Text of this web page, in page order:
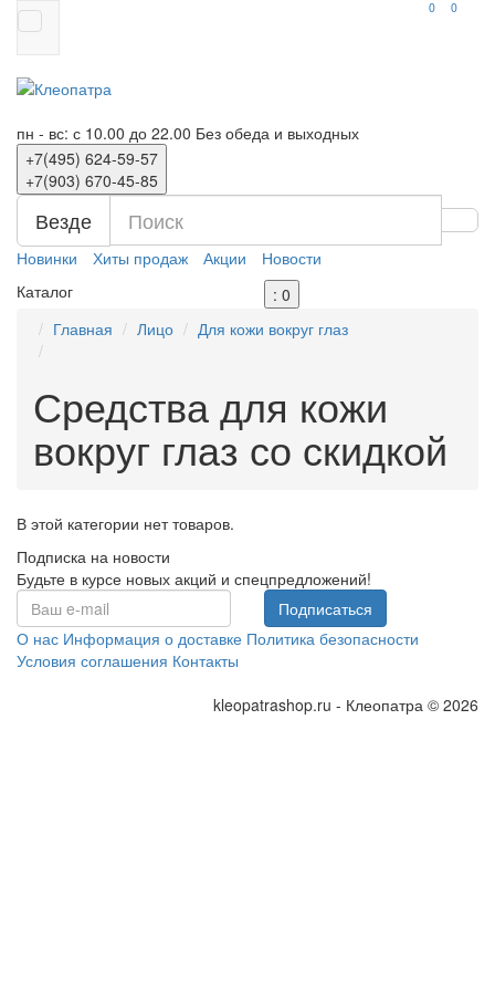
0 0
пн - вс: с 10.00 до 22.00 Без обеда и выходных
+7(495) 624-59-57
+7(903) 670-45-85
Везде
Новинки Хиты продаж Акции
Новости
Каталог
: 0
Главная
Лицо Для кожи вокруг глаз
Средства для кожи
вокруг глаз со скидкой
В этой категории нет товаров.
Подписка на новости
Будьте в курсе новых акций и спецпредложений!
Подписаться
О нас Информация о доставке Политика безопасности
Условия соглашения Контакты
kleopatrashop.ru - Клеопатра © 2026